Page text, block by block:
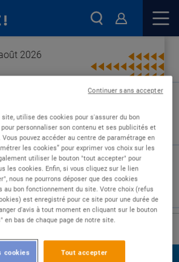
2026
:
site, utilise des cookies pour s'assurer du bon
personnaliser son contenu et ses publicités et
pouvez accéder au centre de paramétrage en
les cookies” pour exprimer vos choix sur les
utiliser le bouton "tout accepter" pour
les cookies. Enfin, si vous cliquez sur le lien
nous ne pourrons déposer que des cookies
bon fonctionnement du site. Votre choix (refus
est enregistré pour ce site pour une durée de
d'avis à tout moment en cliquant sur le bouton
en bas de chaque page de notre site.
Tout accepter
cookies
Continuer sans accepter